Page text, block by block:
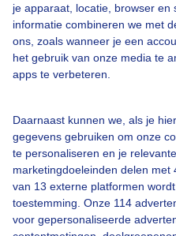
je apparaat, locatie, browser
informatie combineren we met
ons, zoals wanneer je een
het gebruik van onze media te
apps te verbeteren.
Daarnaast kunnen we, als je
gegevens gebruiken om onze
te personaliseren en je
marketingdoeleinden delen
van 13 externe platformen
toestemming. Onze 114
voor gepersonaliseerde
Bekijk slideshow